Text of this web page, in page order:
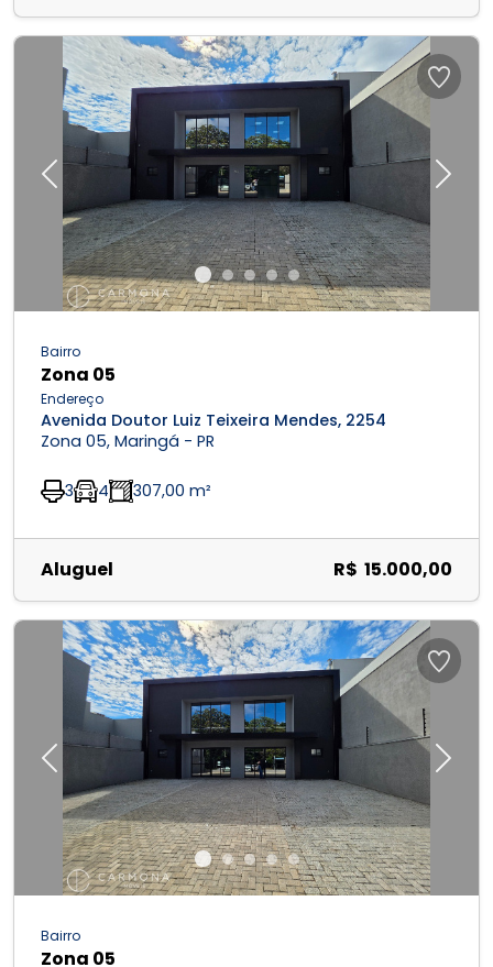
Previous Next
Bairro
Zona 05
Endereço
Avenida Doutor Luiz Teixeira Mendes, 2254
Zona 05, Maringá - PR
3 4 307,00 m²
Aluguel R$ 15.000,00
Previous Next
Bairro
Zona 05